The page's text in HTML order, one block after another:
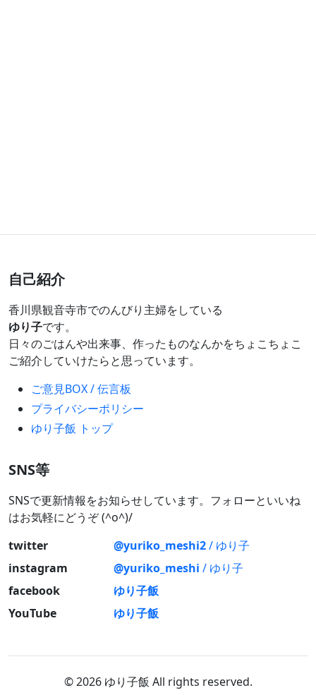
自己紹介
香川県観音寺市でのんびり主婦をしている
ゆり子です。
日々のごはんや出来事、作ったものなんかをちょこちょこ
ご紹介していけたらと思っています。
ご意見BOX / 伝言板
プライバシーポリシー
ゆり子飯 トップ
SNS等
SNSで更新情報をお知らせしています。フォローといいね
はお気軽にどうぞ (^o^)/
twitter
@yuriko_meshi2/ ゆり子
instagram
@yuriko_meshi / ゆり子
facebook
ゆり子飯
YouTube
ゆり子飯
© 2026 ゆり子飯 All rights reserved.